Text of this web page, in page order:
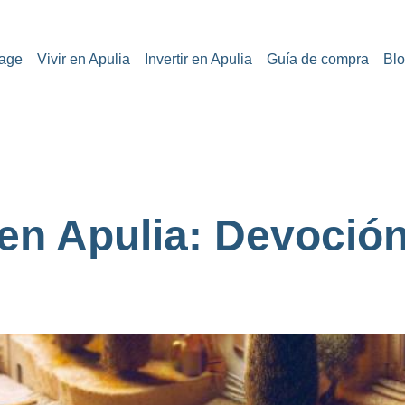
Vivir en Apulia Invertir en Apulia Guía de compra
Apulia: